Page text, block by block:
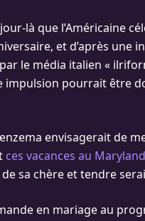
jour-là que l’Américaine
et d’après une
le média italien «
impulsion pourrait être
envisagerait de
ces vacances au
sa chère et tendre
en mariage au